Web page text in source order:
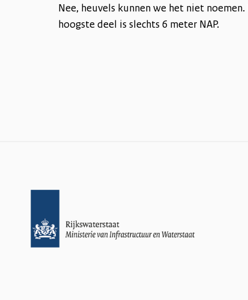
Nee, heuvels kunnen we het niet
hoogste deel is slechts 6 meter NAP.